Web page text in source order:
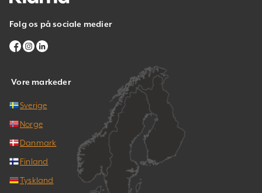
Følg os på sociale medier
Vore markeder
Sverige
Norge
Danmark
Finland
Tyskland